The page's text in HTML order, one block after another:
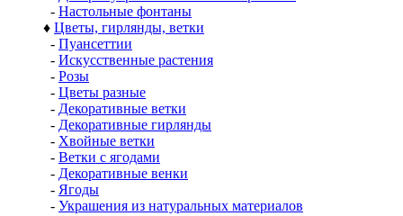
- Настольные фонтаны
♦ Цветы, гирлянды, ветки
- Пуансеттии
- Искусственные растения
- Розы
- Цветы разные
- Декоративные ветки
- Декоративные гирлянды
- Хвойные ветки
- Ветки с ягодами
- Декоративные венки
- Ягоды
- Украшения из натуральных материалов